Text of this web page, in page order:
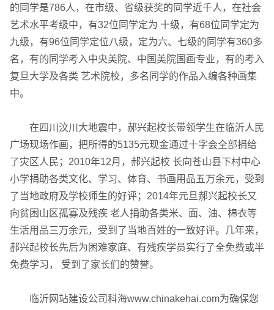
的同学是786人，在市级、省级获奖的同学近千人，在社会
艺术水平考级中，有32位同学定为 十级，有68位同学定为
九级，有96位同学定位八级，定为六、七级的同学有360多
名，有的同学考入中央美院、中国美院国画专业，有的考入
复旦大学及各类 艺术院校，多名同学的作品入编各种画集
中。
在四川汶川大地震中，郝兴起校长带领学生在临沂人民
广场现场作画，把所得的5135元现金通过十字会全部捐给
了灾区人民；2010年12月，郝兴起校 长向苍山县下村中心
小学捐助各类文化、学习、体育、书画用品五万余元，受到
了当地政府及学校师生的好评；2014年元旦郝兴起校长又
向贫困山区孤寡及残疾 老人捐助各类米、面、油、棉衣等
生活用品三万余元，受到了当地百姓的一致好评。几年来，
郝兴起校长先后为困难家庭、有残疾学员实行了全免费或半
免费学习， 受到了家长们的赞誉。
临沂网站建设公司科海www.chinakehai.com为确保您
联系电话 微信号